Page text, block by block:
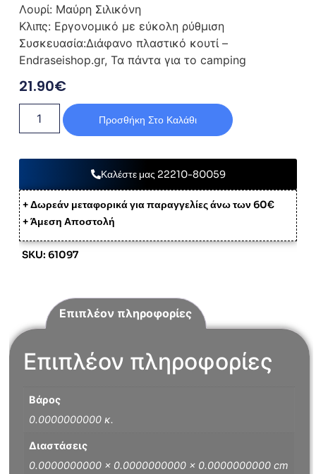
Λουρί: Μαύρη Σιλικόνη
Κλιπς: Εργονομικό με εύκολη ρύθμιση
Συσκευασία:Διάφανο πλαστικό κουτί –
Endraseishop.gr, Τα πάντα για το camping
21.90€
Προσθήκη Στο Καλάθι
Καλέστε μας 22210-80059
+ Δωρεάν μεταφορικά για παραγγελίες άνω των 60€
+ Άμεση Αποστολή
SKU: 61097
Επιπλέον πληροφορίες
Επιπλέον πληροφορίες
Βάρος
0.0000000000 κ.
Διαστάσεις
0.0000000000 × 0.0000000000 × 0.0000000000 cm